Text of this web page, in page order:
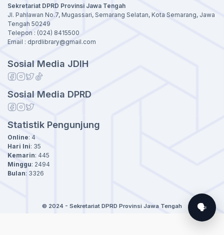
Sekretariat DPRD Provinsi Jawa Tengah
Jl. Pahlawan No.7, Mugassari, Semarang Selatan, Kota Semarang, Jawa
Tengah 50249
Telepon : (024) 8415500
Email : dprdlibrary@gmail.com
Sosial Media JDIH
Sosial Media DPRD
Statistik Pengunjung
Online: 4
Hari Ini: 35
Kemarin: 445
Minggu: 2494
Bulan: 3326
© 2024 - Sekretariat DPRD Provinsi Jawa Tengah 🗣️